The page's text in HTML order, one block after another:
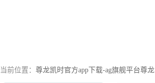
当前位置： 尊龙凯时官方app下载-ag旗舰平台尊龙